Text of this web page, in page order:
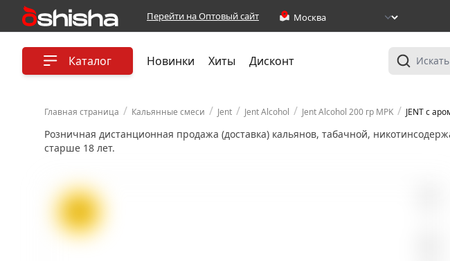
Перейти на Оптовый сайт
Каталог Новинки Хиты Дисконт
Главная страница / Кальянные смеси / Jent / Jent Alcohol / Jent Alcohol 200 гр MPK / JENT с
Розничная дистанционная продажа (доставка) кальянов, табачной,
старше 18 лет.